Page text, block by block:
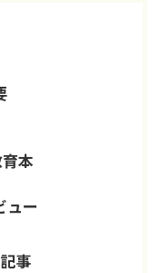
本
ュー
事